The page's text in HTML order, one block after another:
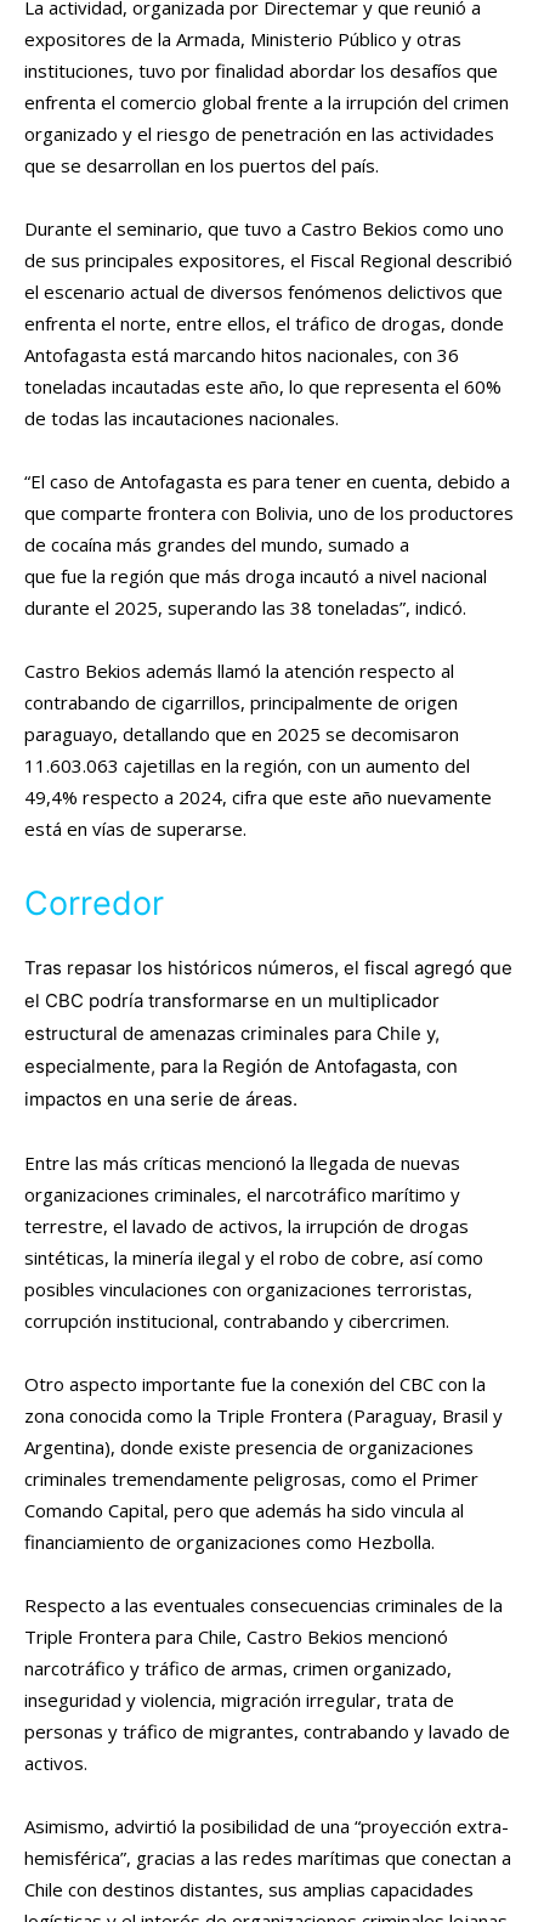
La actividad, organizada por Directemar y que reunió a
expositores de la Armada, Ministerio Público y otras
instituciones, tuvo por finalidad abordar los desafíos que
enfrenta el comercio global frente a la irrupción del crimen
organizado y el riesgo de penetración en las actividades
que se desarrollan en los puertos del país.
Durante el seminario, que tuvo a Castro Bekios como uno
de sus principales expositores, el Fiscal Regional describió
el escenario actual de diversos fenómenos delictivos que
enfrenta el norte, entre ellos, el tráfico de drogas, donde
Antofagasta está marcando hitos nacionales, con 36
toneladas incautadas este año, lo que representa el 60%
de todas las incautaciones nacionales.
“El caso de Antofagasta es para tener en cuenta, debido a
que comparte frontera con Bolivia, uno de los productores
de cocaína más grandes del mundo, sumado a
que fue la región que más droga incautó a nivel nacional
durante el 2025, superando las 38 toneladas”, indicó.
Castro Bekios además llamó la atención respecto al
contrabando de cigarrillos, principalmente de origen
paraguayo, detallando que en 2025 se decomisaron
11.603.063 cajetillas en la región, con un aumento del
49,4% respecto a 2024, cifra que este año nuevamente
está en vías de superarse.
Corredor
Tras repasar los históricos números, el fiscal agregó que
el CBC podría transformarse en un multiplicador
estructural de amenazas criminales para Chile y,
especialmente, para la Región de Antofagasta, con
impactos en una serie de áreas.
Entre las más críticas mencionó la llegada de nuevas
organizaciones criminales, el narcotráfico marítimo y
terrestre, el lavado de activos, la irrupción de drogas
sintéticas, la minería ilegal y el robo de cobre, así como
posibles vinculaciones con organizaciones terroristas,
corrupción institucional, contrabando y cibercrimen.
Otro aspecto importante fue la conexión del CBC con la
zona conocida como la Triple Frontera (Paraguay, Brasil y
Argentina), donde existe presencia de organizaciones
criminales tremendamente peligrosas, como el Primer
Comando Capital, pero que además ha sido vincula al
financiamiento de organizaciones como Hezbolla.
Respecto a las eventuales consecuencias criminales de la
Triple Frontera para Chile, Castro Bekios mencionó
narcotráfico y tráfico de armas, crimen organizado,
inseguridad y violencia, migración irregular, trata de
personas y tráfico de migrantes, contrabando y lavado de
activos.
Asimismo, advirtió la posibilidad de una “proyección extra-
hemisférica”, gracias a las redes marítimas que conectan a
Chile con destinos distantes, sus amplias capacidades